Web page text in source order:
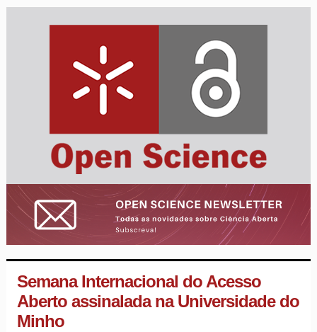
Semana Internacional do Acesso
Aberto assinalada na Universidade do
Minho